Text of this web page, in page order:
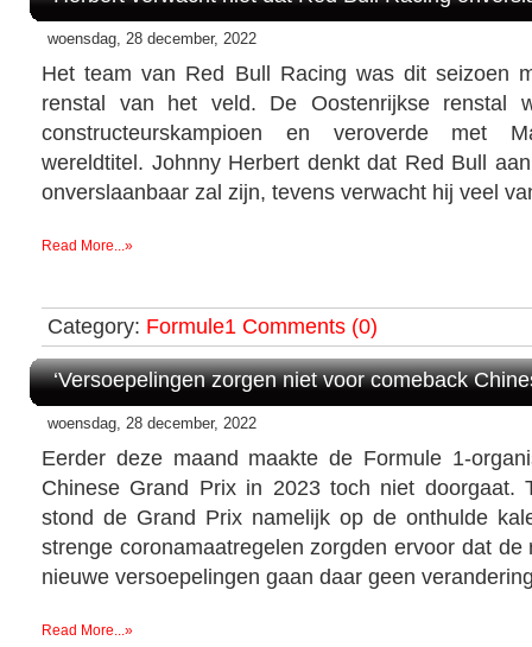
woensdag, 28 december, 2022
Het team van Red Bull Racing was dit seizoen
renstal van het veld. De Oostenrijkse renstal
constructeurskampioen en veroverde met
wereldtitel. Johnny Herbert denkt dat Red Bull
onverslaanbaar zal zijn, tevens verwacht hij veel
Read More...»
Category: Formule1 Comments (0)
‘Versoepelingen zorgen niet voor comeback
woensdag, 28 december, 2022
Eerder deze maand maakte de Formule 1-
Chinese Grand Prix in 2023 toch niet doorgaat.
stond de Grand Prix namelijk op de onthulde
strenge coronamaatregelen zorgden ervoor dat de
nieuwe versoepelingen gaan daar geen
Read More...»